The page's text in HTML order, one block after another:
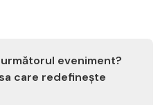
eveniment?
care redefinește